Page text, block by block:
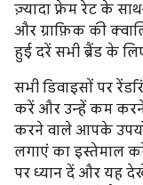
ज़्यादा फ़्रेम रेट के
और ग्राफ़िक की
हुई दरें सभी ब्रैंड के
सभी डिवाइसों पर
करें और उन्हें कम करने
करने वाले आपके
लगाएं का इस्तेमाल
पर ध्यान दें और यह